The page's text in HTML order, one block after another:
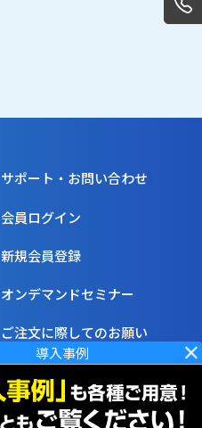
サポート・お問い合わせ
会員ログイン
新規会員登録
オンデマンドセミナー
ご注文に際してのお願い